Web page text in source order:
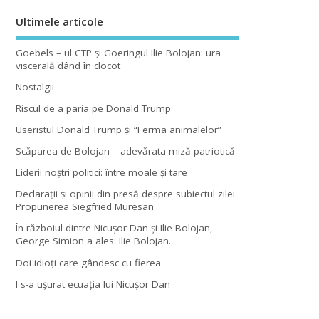
Ultimele articole
Goebels – ul CTP şi Goeringul Ilie Bolojan: ura
viscerală dând în clocot
Nostalgii
Riscul de a paria pe Donald Trump
Useristul Donald Trump şi “Ferma animalelor”
Scăparea de Bolojan – adevărata miză patriotică
Liderii noştri politici: între moale şi tare
Declaraţii şi opinii din presă despre subiectul zilei.
Propunerea Siegfried Muresan
În războiul dintre Nicuşor Dan şi Ilie Bolojan,
George Simion a ales: Ilie Bolojan.
Doi idioţi care gândesc cu fierea
I s-a uşurat ecuaţia lui Nicuşor Dan